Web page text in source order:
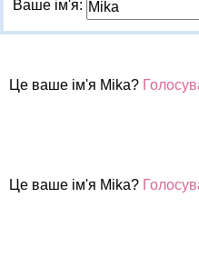
Ваше ім'я:
Це ваше ім'я Mika?
Це ваше ім'я Mika?